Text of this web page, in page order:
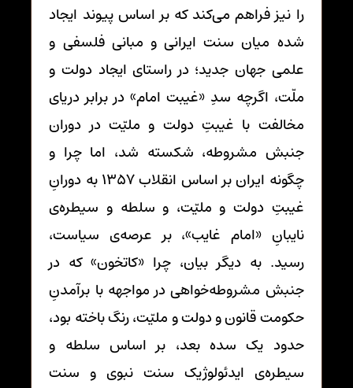
را نیز فراهم می‌کند که بر اساس پیوند ایجاد
شده میان سنت ایرانی و مبانی فلسفی و
علمی جهان جدید؛ در راستای ایجاد دولت و
ملّت، اگرچه سدِ «غیبت امام» در برابر دریای
مخالفت با غیبتِ دولت و ملیّت در دوران
جنبش مشروطه، شکسته شد، اما چرا و
چگونه ایران بر اساس انقلاب 1357 به دورانِ
غیبتِ دولت و ملیّت، و سلطه و سیطره‌ی
نایبانِ «امام غایب»، بر عرصه‌ی سیاست،
رسید. به دیگر بیان، چرا «کاتخون» که در
جنبش مشروطه‌خواهی در مواجهه با برآمدنِ
حکومت قانون و دولت و ملیّت، رنگ باخته بود،
حدود یک سده بعد، بر اساس سلطه و
سیطره‌ی ایدئولوژیک سنت نبوی و سنت